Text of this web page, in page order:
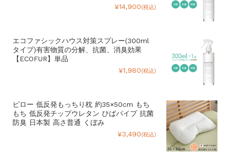
¥14,900(税込)
エコファシックハウス対策スプレー(300ml
タイプ)有害物質の分解、抗菌、消臭効果
【ECOFUR】単品
¥1,980(税込)
ピロー 低反発もっちり枕 約35×50cm もち
もち 低反発チップウレタン ひばパイプ 抗菌
防臭 日本製 高さ普通 くぼみ
¥3,490(税込)